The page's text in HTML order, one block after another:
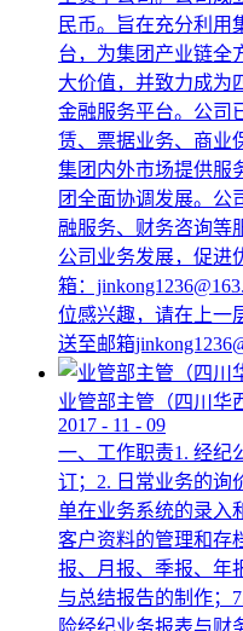
民币。旨在充分利用
台，为集团产业链全
大价值，并致力成为
金融服务平台。公司
赁、票据业务、商业
集团内外市场提供服
团全面协调发展。公
融服务、财务咨询等
公司业务发展，促进
箱：
位感兴趣，请在上一
送至邮箱
业管部主管（四川华
2017 - 11 - 09
一、工作职责1. 经纪
订；2. 日常业务的询
单在业务系统的录入
客户资料的管理和存
报、月报、季报、年
与总结报告的制作；
险经纪业务报表与财